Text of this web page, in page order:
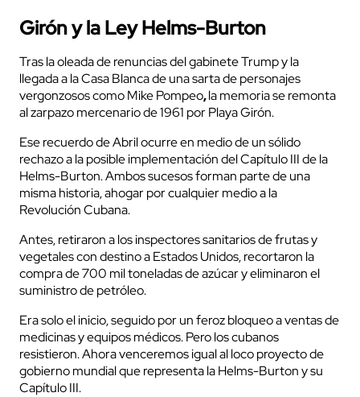
Girón y la Ley Helms-Burton
Tras la oleada de renuncias del gabinete Trump y la
llegada a la Casa Blanca de una sarta de personajes
vergonzosos como Mike Pompeo,la memoria se remonta
al zarpazo mercenario de 1961 por Playa Girón.
Ese recuerdo de Abril ocurre en medio de un sólido
rechazo a la posible implementación del Capítulo III de la
Helms-Burton. Ambos sucesos forman parte de una
misma historia, ahogar por cualquier medio a la
Revolución Cubana.
Antes, retiraron a los inspectores sanitarios de frutas y
vegetales con destino a Estados Unidos, recortaron la
compra de 700 mil toneladas de azúcar y eliminaron el
suministro de petróleo.
Era solo el inicio, seguido por un feroz bloqueo a ventas de
medicinas y equipos médicos. Pero los cubanos
resistieron. Ahora venceremos igual al loco proyecto de
gobierno mundial que representa la Helms-Burton y su
Capítulo III.